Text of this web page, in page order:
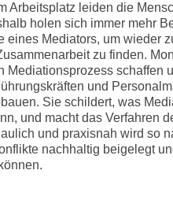
Arbeitsplatz leiden die
holen sich immer mehr
eines Mediators, um wieder
zu finden.
Mediationsprozess schaffen
und
Sie schildert, was
und macht das Verfahren
und praxisnah wird so
nachhaltig beigelegt